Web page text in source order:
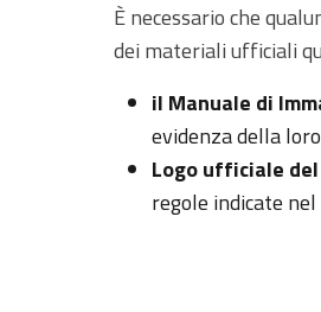
È necessarioche
dei materiali ufficiali
il Manuale di
evidenza della
Logo ufficiale del
regole indicate